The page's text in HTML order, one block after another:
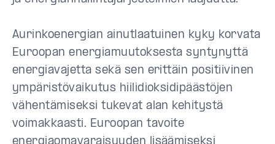
Aurinkoenergian ainutlaatuinen kyky korvata
Euroopan energiamuutoksesta syntynyttä
energiavajetta sekä sen erittäin positiivinen
ympäristövaikutus hiilidioksidipäästöjen
vähentämiseksi tukevat alan kehitystä
voimakkaasti. Euroopan tavoite
energiaomavaraisuuden lisäämiseksi